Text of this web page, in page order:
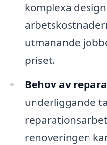
komplexa
utmanande
priset.
Behov av
underliggande
renoveringen